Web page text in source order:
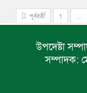
পূর্ববর্তী 1 …
উপদেষ্টা
সম্পাদক: